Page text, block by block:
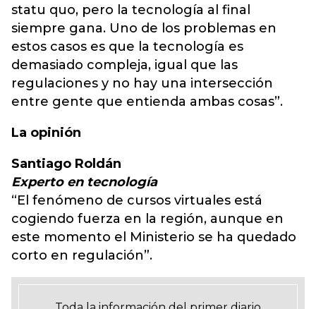
statu quo, pero la tecnología al final
siempre gana. Uno de los problemas en
estos casos es que la tecnología es
demasiado compleja, igual que las
regulaciones y no hay una intersección
entre gente que entienda ambas cosas”.
La opinión
Santiago Roldán
Experto en tecnología
“El fenómeno de cursos virtuales está
cogiendo fuerza en la región, aunque en
este momento el Ministerio se ha quedado
corto en regulación”.